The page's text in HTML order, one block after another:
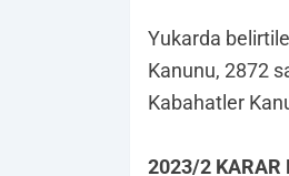
Yukarda
Kanunu, 2872
Kabahatler
2023/2 KARAR